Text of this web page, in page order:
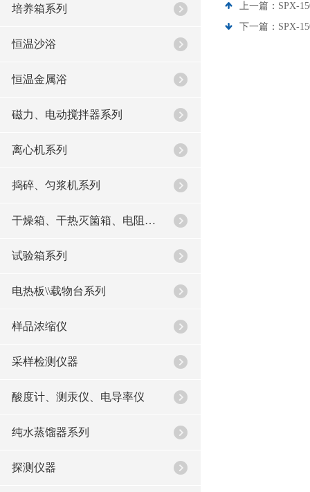
培养箱系列
恒温沙浴
恒温金属浴
磁力、电动搅拌器系列
离心机系列
捣碎、匀浆机系列
干燥箱、干热灭箘箱、电阻炉系列
试验箱系列
电热板\\载物台系列
样品浓缩仪
采样检测仪器
酸度计、测汞仪、电导率仪
纯水蒸馏器系列
探测仪器
上一篇： SPX-
下一篇： SPX-